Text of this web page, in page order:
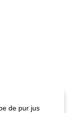
de pur jus